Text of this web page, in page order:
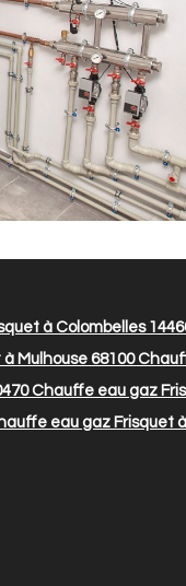
à Colombelles
Mulhouse 68100
Chauffe eau gaz
eau gaz Frisquet